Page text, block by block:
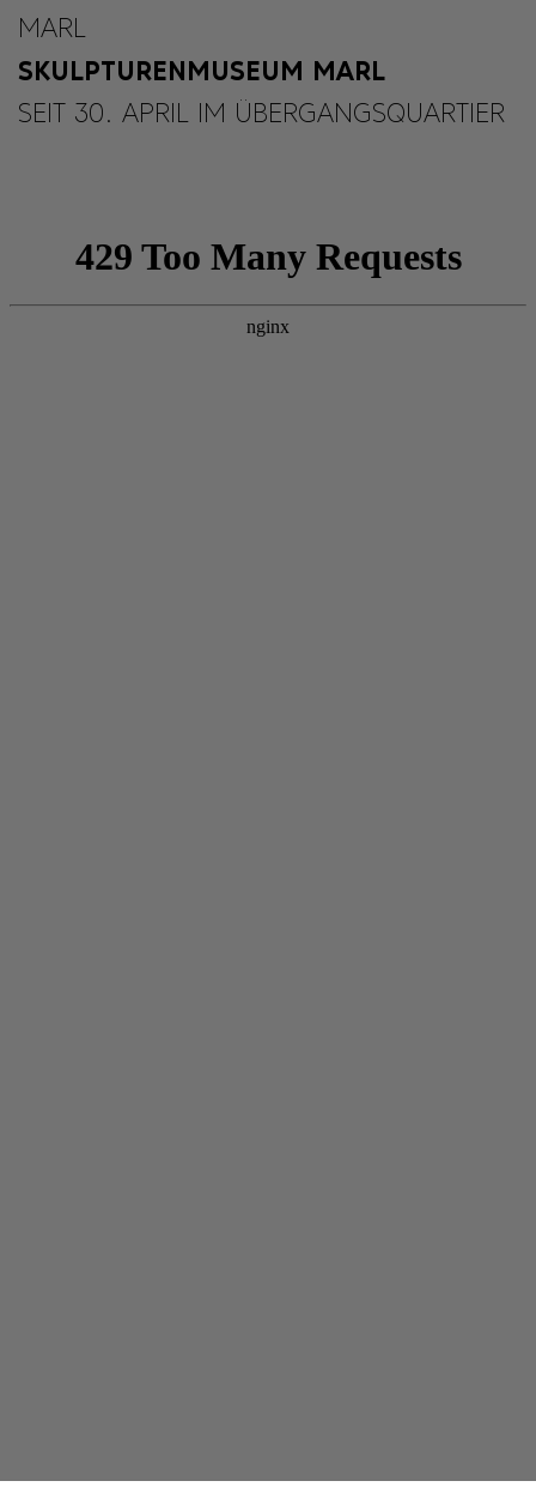
MARL
SKULPTURENMUSEUM MARL
SEIT 30. APRIL IM ÜBERGANGSQUARTIER